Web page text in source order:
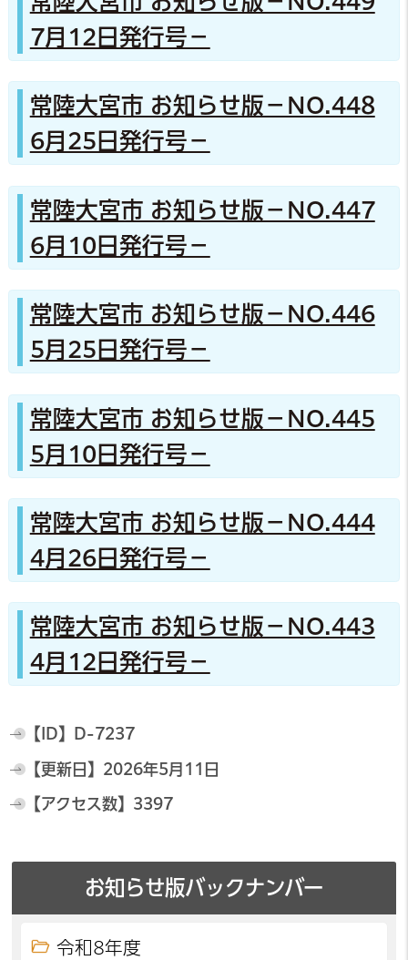
7月12日発行号－
常陸大宮市 お知らせ版－NO.448
6月25日発行号－
常陸大宮市 お知らせ版－NO.447
6月10日発行号－
常陸大宮市 お知らせ版－NO.446
5月25日発行号－
常陸大宮市 お知らせ版－NO.445
5月10日発行号－
常陸大宮市 お知らせ版－NO.444
4月26日発行号－
常陸大宮市 お知らせ版－NO.443
4月12日発行号－
【ID】 D-7237
【更新日】 2026年5月11日
【アクセス数】 3397
お知らせ版バックナンバー
令和8年度